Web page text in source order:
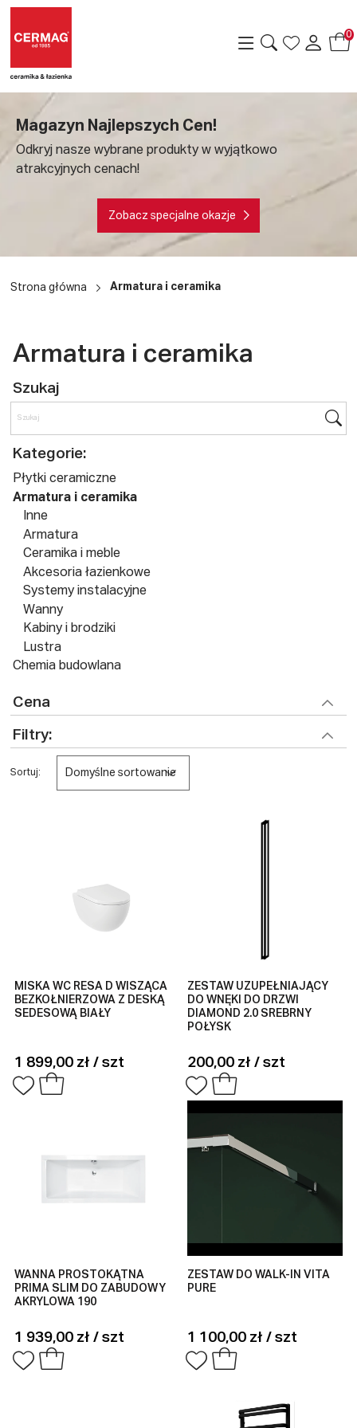
0
Magazyn Najlepszych Cen!
Odkryj nasze wybrane produkty w wyjątkowo
atrakcyjnych cenach!
Zobacz specjalne okazje
Strona główna Armatura i ceramika
Armatura i ceramika
Szukaj
Kategorie:
Płytki ceramiczne
Armatura i ceramika
Inne
Armatura
Ceramika i meble
Akcesoria łazienkowe
Systemy instalacyjne
Wanny
Kabiny i brodziki
Lustra
Chemia budowlana
Cena
Filtry:
Sortuj: Domyślne sortowanie
MISKA WC RESA D WISZĄCA
BEZKOŁNIERZOWA Z DESKĄ
SEDESOWĄ BIAŁY
1 899,00 zł / szt
ZESTAW UZUPEŁNIAJĄCY
DO WNĘKI DO DRZWI
DIAMOND 2.0 SREBRNY
POŁYSK
200,00 zł / szt
WANNA PROSTOKĄTNA
PRIMA SLIM DO ZABUDOWY
AKRYLOWA 190
1 939,00 zł / szt
ZESTAW DO WALK-IN VITA
PURE
1 100,00 zł / szt